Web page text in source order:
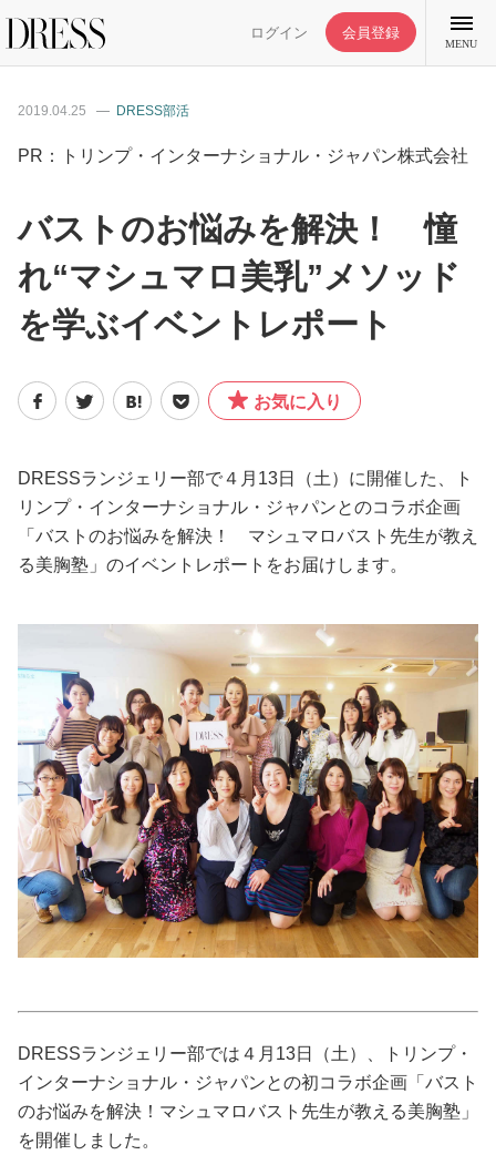
ログイン 会員登録
MENU
特集記事
DRESS部活
ライフスタイル
ファッション
恋愛/結婚/離婚
美容/健康
ココロ/カラダ
グルメ
トラベル
カルチャー/エンタメ
性と愛
2019.04.25 DRESS部活
PR：トリンプ・インターナショナル・ジャパン株式会社
バストのお悩みを解決！ 憧
れ“マシュマロ美乳”メソッド
を学ぶイベントレポート
お気に入り
DRESSランジェリー部で４月13日（土）に開催した、ト
リンプ・インターナショナル・ジャパンとのコラボ企画
「バストのお悩みを解決！ マシュマロバスト先生が教え
る美胸塾」のイベントレポートをお届けします。
DRESSランジェリー部では４月13日（土）、トリンプ・
インターナショナル・ジャパンとの初コラボ企画「バスト
のお悩みを解決！マシュマロバスト先生が教える美胸塾」
を開催しました。